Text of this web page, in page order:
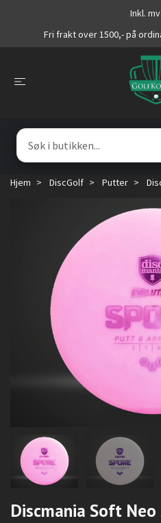
Inkl.
Fri frakt over 1500,- på
Hjem DiscGolf Putter
Discmania Soft Neo